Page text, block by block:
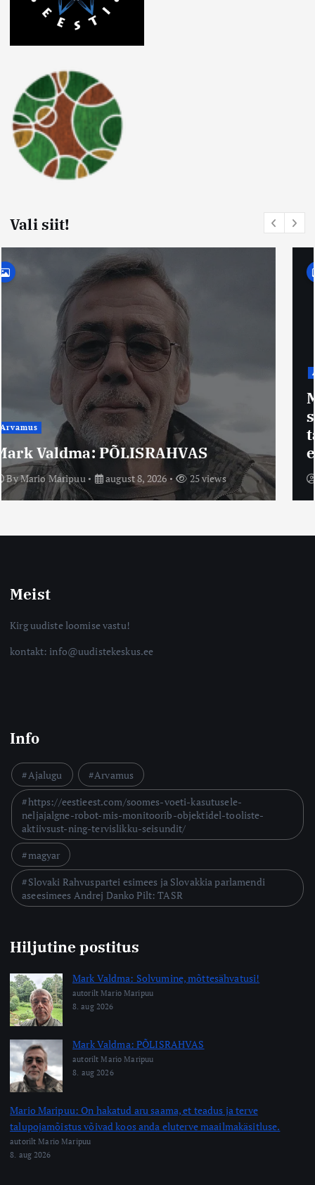
Vali siit!
Arvamus
Mario Maripuu: On hakatud aru
saama, et teadus ja terve
talupojamõistus võivad koos anda
eluterve maailmakäsitluse.
ByMario Maripuu august 8, 2026 14 views
Meist
Kirg uudiste loomise vastu!
kontakt: info@uudistekeskus.ee
Info
Ajalugu
Arvamus
https://eestieest.com/soomes-voeti-kasutusele-
neljajalgne-robot-mis-monitoorib-objektidel-tooliste-
aktiivsust-ning-tervislikku-seisundit/
magyar
Slovaki Rahvuspartei esimees ja Slovakkia parlamendi
aseesimees Andrej Danko Pilt: TASR
Hiljutine postitus
Mark Valdma: Solvumine, mõttesähvatusi!
autorilt Mario Maripuu
8. aug 2026
Mark Valdma: PÕLISRAHVAS
autorilt Mario Maripuu
8. aug 2026
Mario Maripuu: On hakatud aru saama, et teadus ja terve
talupojamõistus võivad koos anda eluterve maailmakäsitluse.
autorilt Mario Maripuu
8. aug 2026